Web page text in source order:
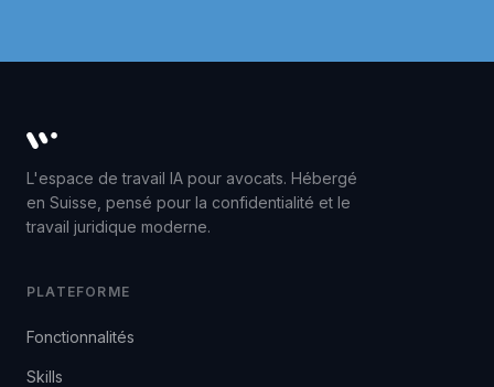
Whisperit AI legal workspace
L'espace de travail IA pour avocats. Hébergé
en Suisse, pensé pour la confidentialité et le
travail juridique moderne.
PLATEFORME
Fonctionnalités
Skills